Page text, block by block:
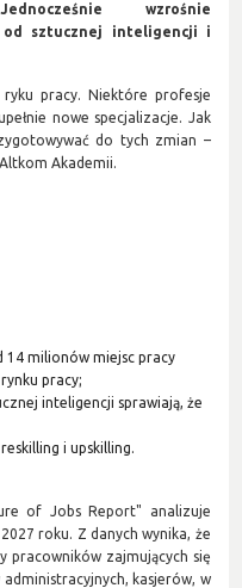
wzrośnie
od sztucznej inteligencji i
pracy. Niektóre profesje
nowe specjalizacje. Jak
do tych zmian –
Akademii.
14 milionów miejsc pracy
pracy;
inteligencji sprawiają, że
i upskilling.
of Jobs Report" analizuje
roku. Z danych wynika, że
pracowników zajmujących się
kasjerów, w